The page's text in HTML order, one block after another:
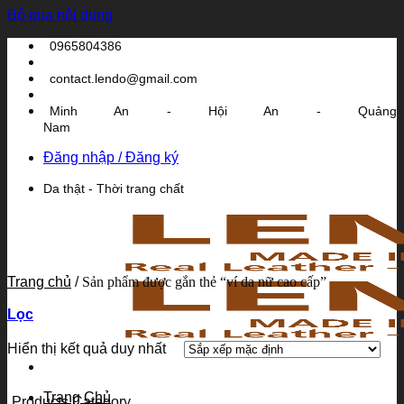
Bỏ qua nội dung
0965804386
contact.lendo@gmail.com
Minh An - Hội An - Quảng
Nam
Đăng nhập / Đăng ký
Da thật - Thời trang chất
Trang Chủ
Trang chủ /Sản phẩm được gắn thẻ “ví da nữ cao cấp”
Lọc
Hiển thị kết quả duy nhất